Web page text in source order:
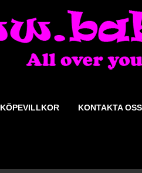
KÖPEVILLKOR KONTAKTA OSS